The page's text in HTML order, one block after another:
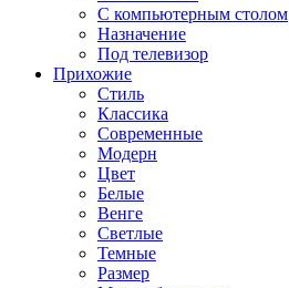
С компьютерным столом
Назначение
Под телевизор
Прихожие
Стиль
Классика
Современные
Модерн
Цвет
Белые
Венге
Светлые
Темные
Размер